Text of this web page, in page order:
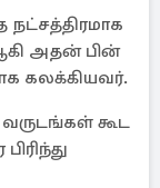
அதன் பின்
கலக்கியவர்.
கூட